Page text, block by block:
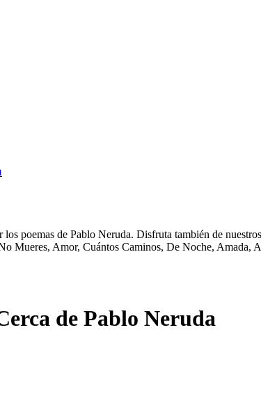
poemas de Pablo Neruda. Disfruta también de
Mueres, Amor, Cuántos Caminos, De Noche,
de Pablo Neruda